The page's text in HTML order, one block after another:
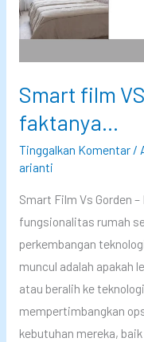
J
e
e
l
a
M
i
n
i
Smart film
faktanya…
Tinggalkan Komentar /
arianti
Smart Film Vs Gorden
fungsionalitas rumah
perkembangan
muncul adalah apakah
atau beralih ke
mempertimbangkan
kebutuhan mereka,